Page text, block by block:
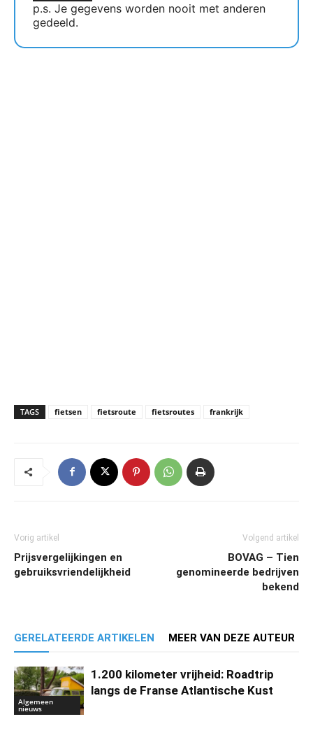
p.s. Je gegevens worden nooit met anderen
gedeeld.
TAGS fietsen fietsroute fietsroutes frankrijk
Vorig artikel
Prijsvergelijkingen en
gebruiksvriendelijkheid
Volgend artikel
BOVAG – Tien
genomineerde bedrijven
bekend
GERELATEERDE ARTIKELEN MEER VAN DEZE AUTEUR
Algemeen
nieuws
1.200 kilometer vrijheid: Roadtrip
langs de Franse Atlantische Kust